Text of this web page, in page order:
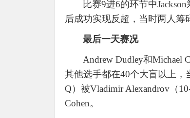
比赛9进6的环节中
后成功实现反超，当时两人筹
最后一天赛况
Andrew Dudley和Michael
其他选手都在40个大盲以上
Q）被Vladimir Alexandrov（
Cohen。